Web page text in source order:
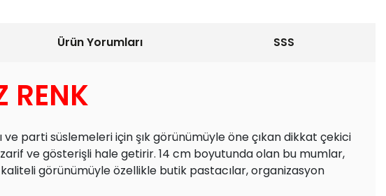
Ürün Yorumları SSS
RENK
parti süslemeleri için şık görünümüyle öne çıkan dikkat çekici
ve gösterişli hale getirir. 14 cm boyutunda olan bu mumlar,
görünümüyle özellikle butik pastacılar, organizasyon